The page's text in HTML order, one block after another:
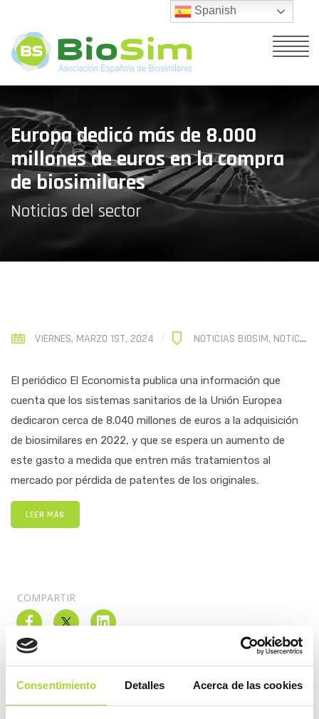
Consentimiento Detalles Acerca de las cookies
Europa dedicó más de 8.000
millones de euros en la compra
de biosimilares
Noticias del sector
VIERNES, MARZO 1ST, 2024 NOTICIAS BIOSIM, NOTICIAS SECTOR
El periódico El Economista publica una información que
cuenta que los sistemas sanitarios de la Unión Europea
dedicaron cerca de 8.040 millones de euros a la adquisición
de biosimilares en 2022, y que se espera un aumento de
este gasto a medida que entren más tratamientos al
mercado por pérdida de patentes de los originales.
LEER MÁS
COMPARTIR
Spanish